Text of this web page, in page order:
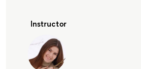
Instructor